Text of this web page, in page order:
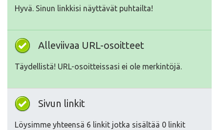
Hyvä. Sinun linkkisi näyttävät puhtailta!
Alleviivaa URL-osoitteet
Täydellistä! URL-osoitteissasi ei ole merkintöjä.
Sivun linkit
Löysimme yhteensä 6 linkit jotka sisältää 0 linkit